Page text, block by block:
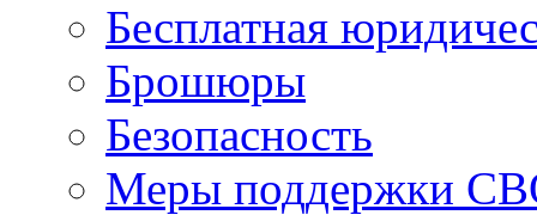
Бесплатная
Брошюры
Безопасность
Меры поддержки